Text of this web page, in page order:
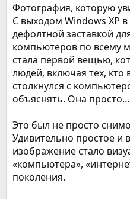
Фотография, которую
С выходом Windows XP в
дефолтной заставкой
компьютеров по всему
стала первой вещью,
людей, включая тех,
столкнулся с
объяснять. Она
Это был не просто
Удивительно простое
изображение стало
«компьютера»,
поколения.